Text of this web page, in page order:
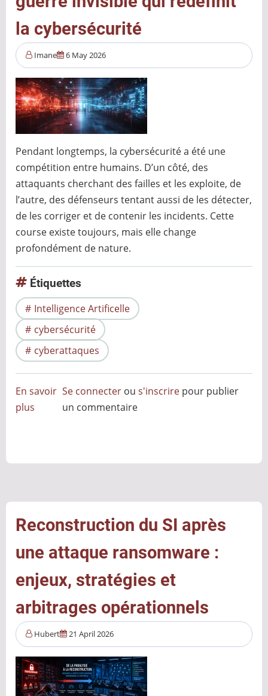
faille
la cybersécurité
Imane 6 May 2026
Pendant longtemps, la cybersécurité a été une
compétition entre humains. D’un côté, des
attaquants cherchant des failles et les exploite, de
l’autre, des défenseurs tentant aussi de les détecter,
de les corriger et de contenir les incidents. Cette
course existe toujours, mais elle change
profondément de nature.
Étiquettes
Intelligence Artificelle
cybersécurité
cyberattaques
En savoir
plus
la
guerre
qui
la
cybersécurité
Se connecter ous'inscrire pour publier
un commentaire
Reconstruction du SI après
une attaque ransomware :
enjeux, stratégies et
arbitrages opérationnels
Hubert 21 April 2026